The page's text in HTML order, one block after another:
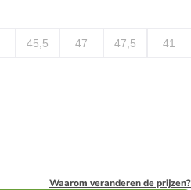
45,5 47 47,5 41
Waarom veranderen de prijzen?